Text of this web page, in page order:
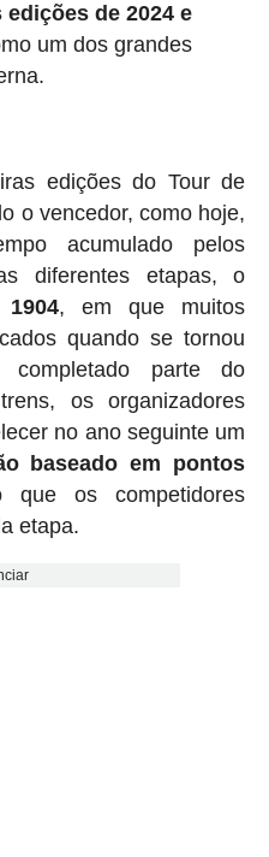
de 2024 e
um dos grandes
edições do Tour de
o vencedor, como hoje,
acumulado pelos
diferentes etapas, o
1904, em que muitos
quando se tornou
completado parte do
os organizadores
no ano seguinte um
baseado em pontos
que os competidores
etapa.